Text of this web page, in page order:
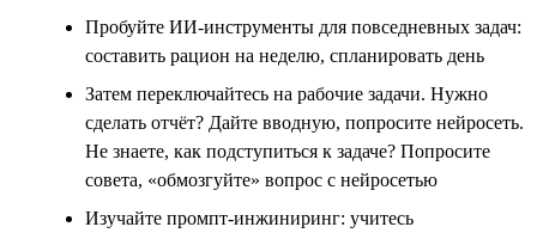
Пробуйте ИИ-инструменты для повседневных задач:
составить рацион на неделю, спланировать день
Затем переключайтесь на рабочие задачи. Нужно
сделать отчёт? Дайте вводную, попросите нейросеть.
Не знаете, как подступиться к задаче? Попросите
совета, «обмозгуйте» вопрос с нейросетью
Изучайте промпт-инжиниринг: учитесь